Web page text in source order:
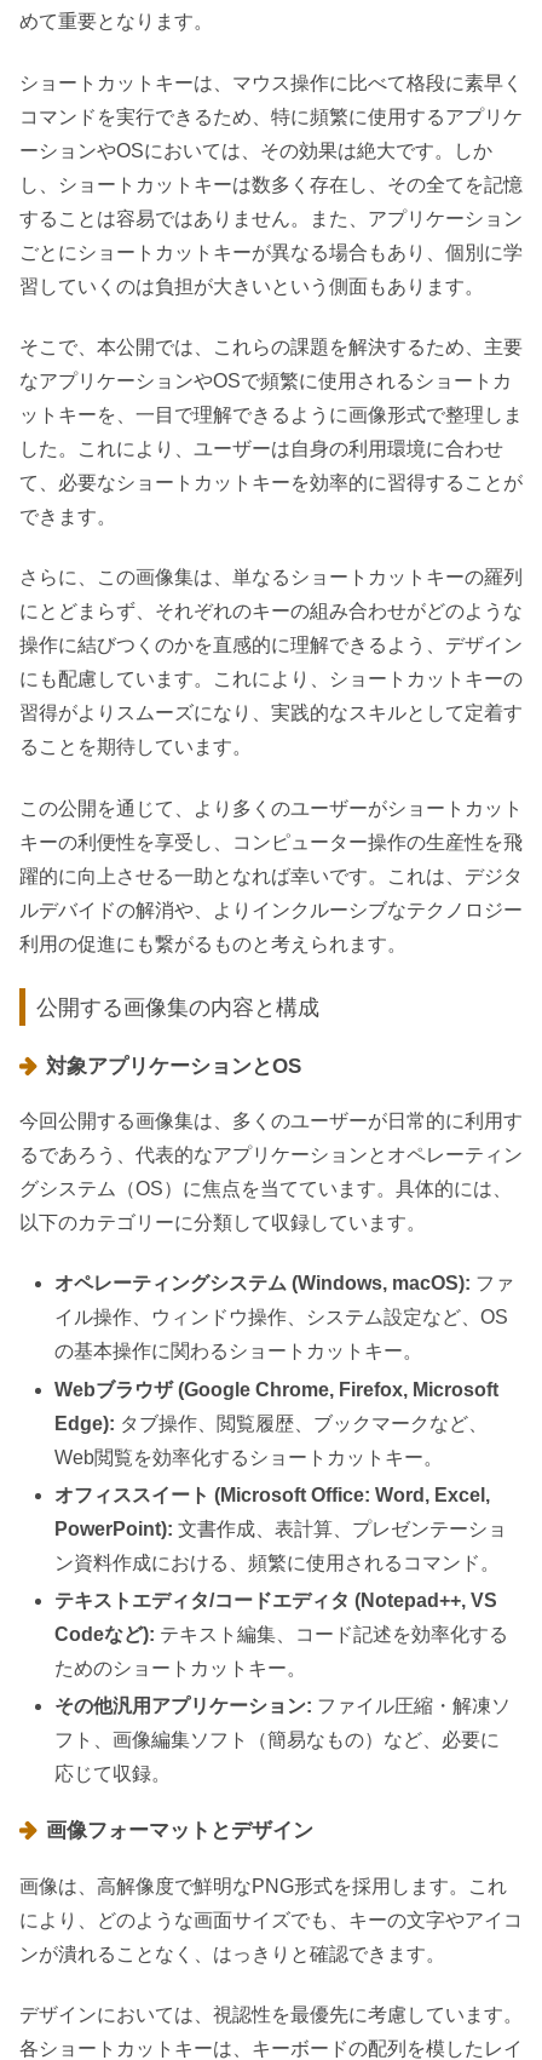
めて重要となります。
ショートカットキーは、マウス操作に比べて格段に素早く
コマンドを実行できるため、特に頻繁に使用するアプリケ
ーションやOSにおいては、その効果は絶大です。しか
し、ショートカットキーは数多く存在し、その全てを記憶
することは容易ではありません。また、アプリケーション
ごとにショートカットキーが異なる場合もあり、個別に学
習していくのは負担が大きいという側面もあります。
そこで、本公開では、これらの課題を解決するため、主要
なアプリケーションやOSで頻繁に使用されるショートカ
ットキーを、一目で理解できるように画像形式で整理しま
した。これにより、ユーザーは自身の利用環境に合わせ
て、必要なショートカットキーを効率的に習得することが
できます。
さらに、この画像集は、単なるショートカットキーの羅列
にとどまらず、それぞれのキーの組み合わせがどのような
操作に結びつくのかを直感的に理解できるよう、デザイン
にも配慮しています。これにより、ショートカットキーの
習得がよりスムーズになり、実践的なスキルとして定着す
ることを期待しています。
この公開を通じて、より多くのユーザーがショートカット
キーの利便性を享受し、コンピューター操作の生産性を飛
躍的に向上させる一助となれば幸いです。これは、デジタ
ルデバイドの解消や、よりインクルーシブなテクノロジー
利用の促進にも繋がるものと考えられます。
公開する画像集の内容と構成
対象アプリケーションとOS
今回公開する画像集は、多くのユーザーが日常的に利用す
るであろう、代表的なアプリケーションとオペレーティン
グシステム（OS）に焦点を当てています。具体的には、
以下のカテゴリーに分類して収録しています。
オペレーティングシステム (Windows, macOS): ファ
イル操作、ウィンドウ操作、システム設定など、OS
の基本操作に関わるショートカットキー。
Webブラウザ (Google Chrome, Firefox, Microsoft
Edge): タブ操作、閲覧履歴、ブックマークなど、
Web閲覧を効率化するショートカットキー。
オフィススイート (Microsoft Office: Word, Excel,
PowerPoint): 文書作成、表計算、プレゼンテーショ
ン資料作成における、頻繁に使用されるコマンド。
テキストエディタ/コードエディタ (Notepad++, VS
Codeなど): テキスト編集、コード記述を効率化する
ためのショートカットキー。
その他汎用アプリケーション: ファイル圧縮・解凍ソ
フト、画像編集ソフト（簡易なもの）など、必要に
応じて収録。
画像フォーマットとデザイン
画像は、高解像度で鮮明なPNG形式を採用します。これ
により、どのような画面サイズでも、キーの文字やアイコ
ンが潰れることなく、はっきりと確認できます。
デザインにおいては、視認性を最優先に考慮しています。
各ショートカットキーは、キーボードの配列を模したレイ